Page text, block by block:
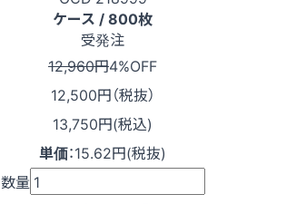
ケース / 800枚
受発注
12,960円4%OFF
12,500円（税抜）
13,750円(税込)
単価：15.62円(税抜)
数量